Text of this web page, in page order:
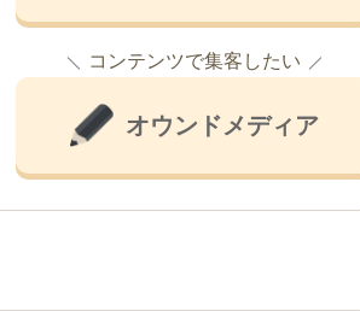
コンテンツで集客したい
オウンドメディア